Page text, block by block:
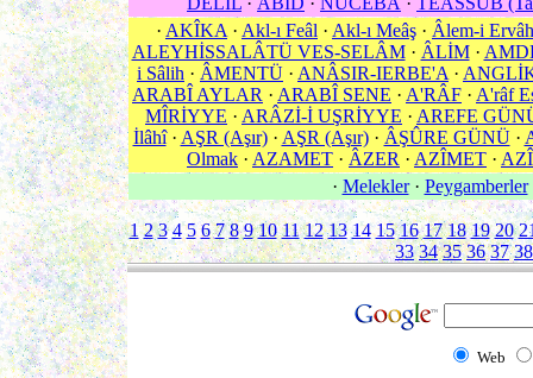
· AKÎKA · Akl-ı Feâl · Akl-ı Meâş · Âlem-i Ervâh
ALEYHİSSALÂTÜ VES-SELÂM· ÂLİM·
i Sâlih · ÂMENTÜ · ANÂSIR-IERBE'A ·
ARABÎ AYLAR · ARABÎ SENE · A'RÂF · A'râf
MÎRİYYE · ARÂZİ-İ UŞRİYYE · AREFE
İlâhî· AŞR (Aşır)· AŞR (Aşır)· ÂŞÛRE GÜNÜ·
Olmak · AZAMET · ÂZER · AZÎMET ·
· Melekler· Peygamberler
1 2 3 4 5 6 7 8 9 10 11 12 13 14 15 16 17 18 19 20
33 34 35 36 37 38
Web